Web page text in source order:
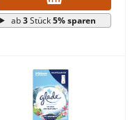
ab3Stück5% sparen